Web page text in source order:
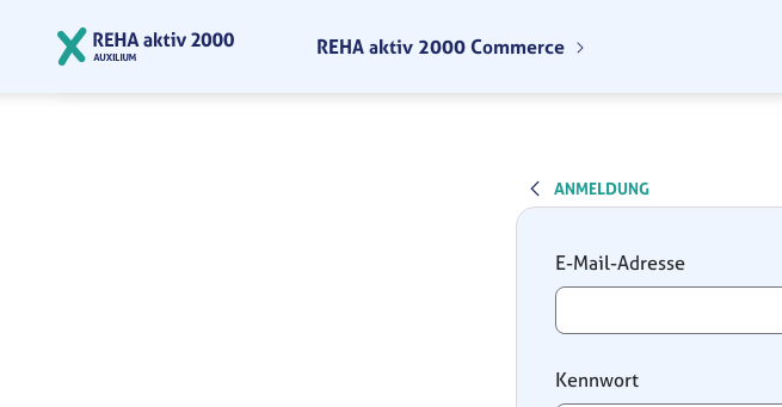
REHA aktiv 2000 Commerce
ANMELDUNG
Anmeldung
E-Mail-Adresse
Kennwort